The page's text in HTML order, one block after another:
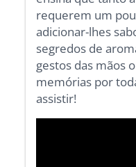
requerem um
adicionar-lhes
segredos de
gestos das mãos
memórias por
assistir!